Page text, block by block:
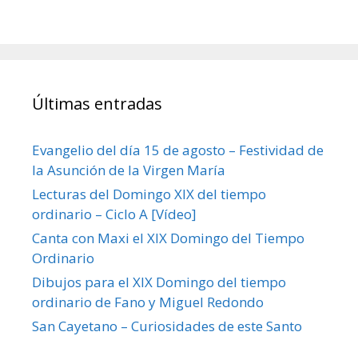
Últimas entradas
Evangelio del día 15 de agosto – Festividad de
la Asunción de la Virgen María
Lecturas del Domingo XIX del tiempo
ordinario – Ciclo A [Vídeo]
Canta con Maxi el XIX Domingo del Tiempo
Ordinario
Dibujos para el XIX Domingo del tiempo
ordinario de Fano y Miguel Redondo
San Cayetano – Curiosidades de este Santo